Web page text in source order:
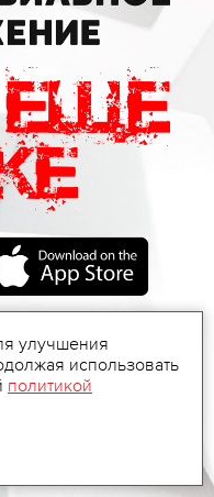
улучшения
использовать
политикой